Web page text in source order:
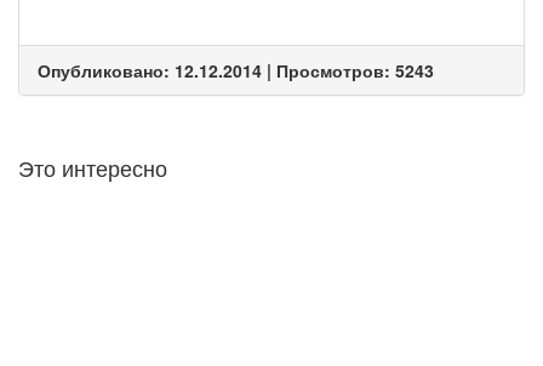
Опубликовано: 12.12.2014 | Просмотров: 5243
Это интересно